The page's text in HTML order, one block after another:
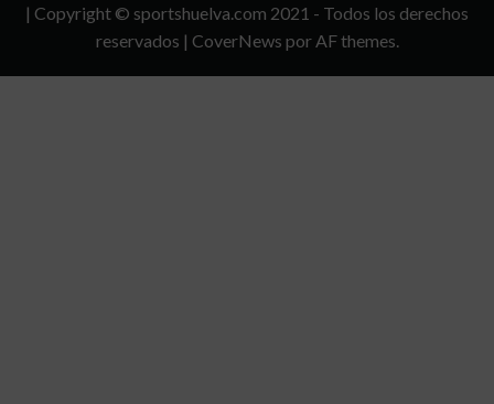
CONDICIONES
| Copyright © sportshuelva.com 2021 - Todos los derechos
reservados | CoverNews por AF themes.